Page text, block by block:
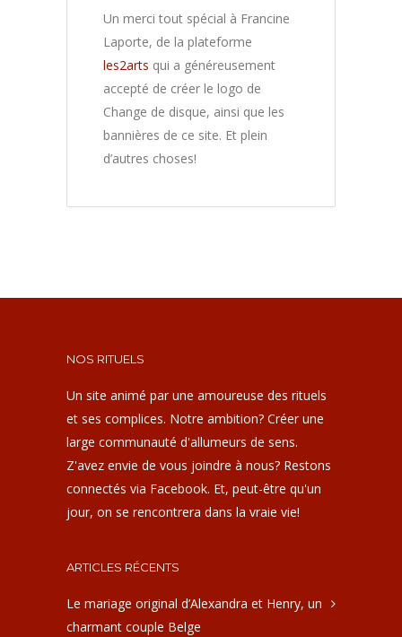
Un merci tout spécial à Francine
Laporte, de la plateforme
les2arts qui a généreusement
accepté de créer le logo de
Change de disque, ainsi que les
bannières de ce site. Et plein
d’autres choses!
NOS RITUELS
Un site animé par une amoureuse des rituels
et ses complices. Notre ambition? Créer une
large communauté d'allumeurs de sens.
Z'avez envie de vous joindre à nous? Restons
connectés via Facebook. Et, peut-être qu'un
jour, on se rencontrera dans la vraie vie!
ARTICLES RÉCENTS
Le mariage original d’Alexandra et Henry, un
charmant couple Belge